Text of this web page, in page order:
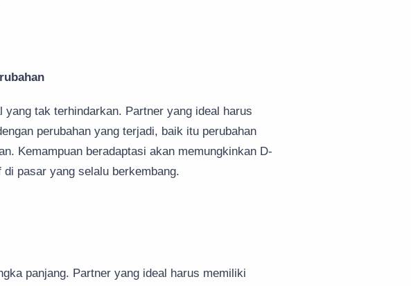
yang tak terhindarkan. Partner yang ideal harus
perubahan yang terjadi, baik itu perubahan
Kemampuan beradaptasi akan memungkinkan D-
pasar yang selalu berkembang.
panjang. Partner yang ideal harus memiliki